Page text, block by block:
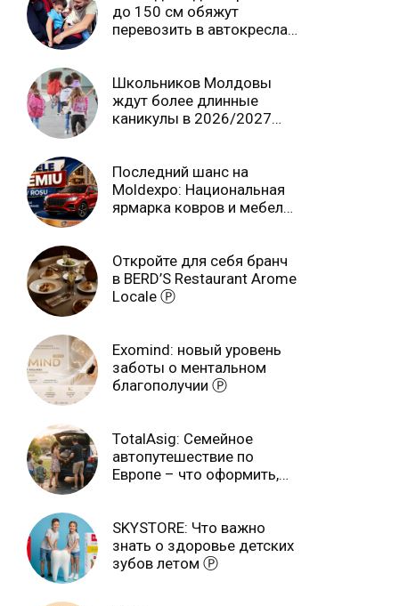
до 150 см обяжут
перевозить в автокреслах
Школьников Молдовы
ждут более длинные
каникулы в 2026/2027
Последний шанс на
Moldexpo: Национальная
ярмарка ковров и мебели
Откройте для себя бранч
в BERD’S Restaurant Arome
Locale Ⓟ
Exomind: новый уровень
заботы о ментальном
благополучии Ⓟ
TotalAsig: Семейное
автопутешествие по
Европе – что оформить,
SKYSTORE: Что важно
знать о здоровье детских
зубов летом Ⓟ